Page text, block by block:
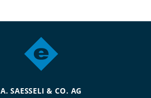
A. SAESSELI & CO. AG